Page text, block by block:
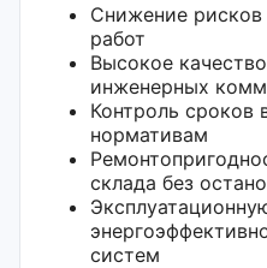
Снижение рисков
работ
Высокое
инженерных
Контроль сроков
нормативам
склада без
систем